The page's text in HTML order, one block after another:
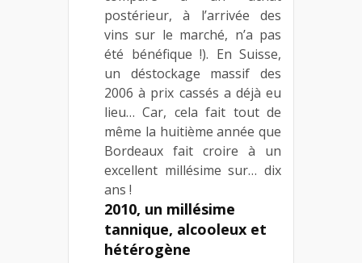
postérieur, à l’arrivée des
vins sur le marché, n’a pas
été bénéfique !). En Suisse,
un déstockage massif des
2006 à prix cassés a déjà eu
lieu… Car, cela fait tout de
même la huitième année que
Bordeaux fait croire à un
excellent millésime sur… dix
ans !
2010, un millésime
tannique, alcooleux et
hétérogène